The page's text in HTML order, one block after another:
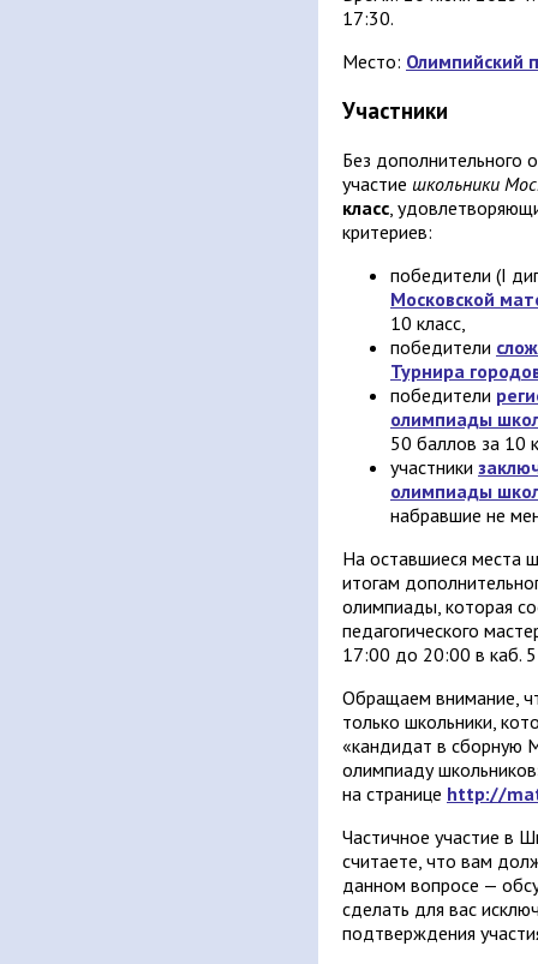
17:30.
Место: Олимпийский
Участники
Без дополнительного
участие школьники
класс ,
критериев:
победители (I
Московской
10 класс,
победители
Турнира
победители
олимпиады
50 баллов за 10
участники
олимпиады
набравшие не
На оставшиеся места
итогам
олимпиады, которая
педагогического
17:00 до 20:00 в каб.
Обращаем внимание,
только школьники,
«кандидат в сборную
олимпиаду
на странице http://
Частичное участие в
считаете, что вам
данном вопросе —
сделать для вас
подтверждения